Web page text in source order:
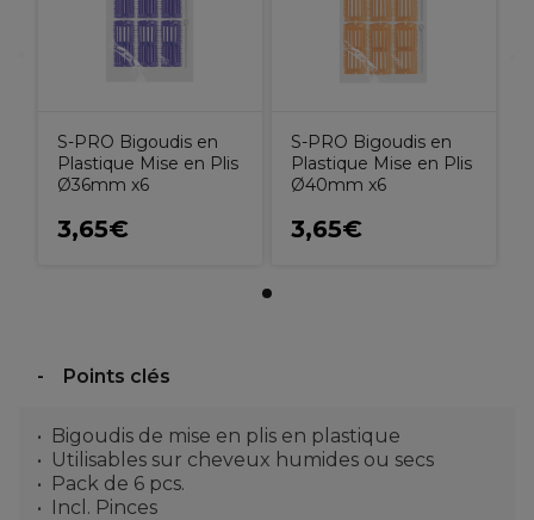
S-PRO Bigoudis en
Plastique Mise en Plis
Ø36mm x6
3,65€
S-PRO Bigoudis en
Plastique Mise en Plis
Ø40mm x6
3,65€
Points clés
Bigoudis de mise en plis en plastique
Utilisables sur cheveux humides ou secs
Pack de 6 pcs.
Incl. Pinces